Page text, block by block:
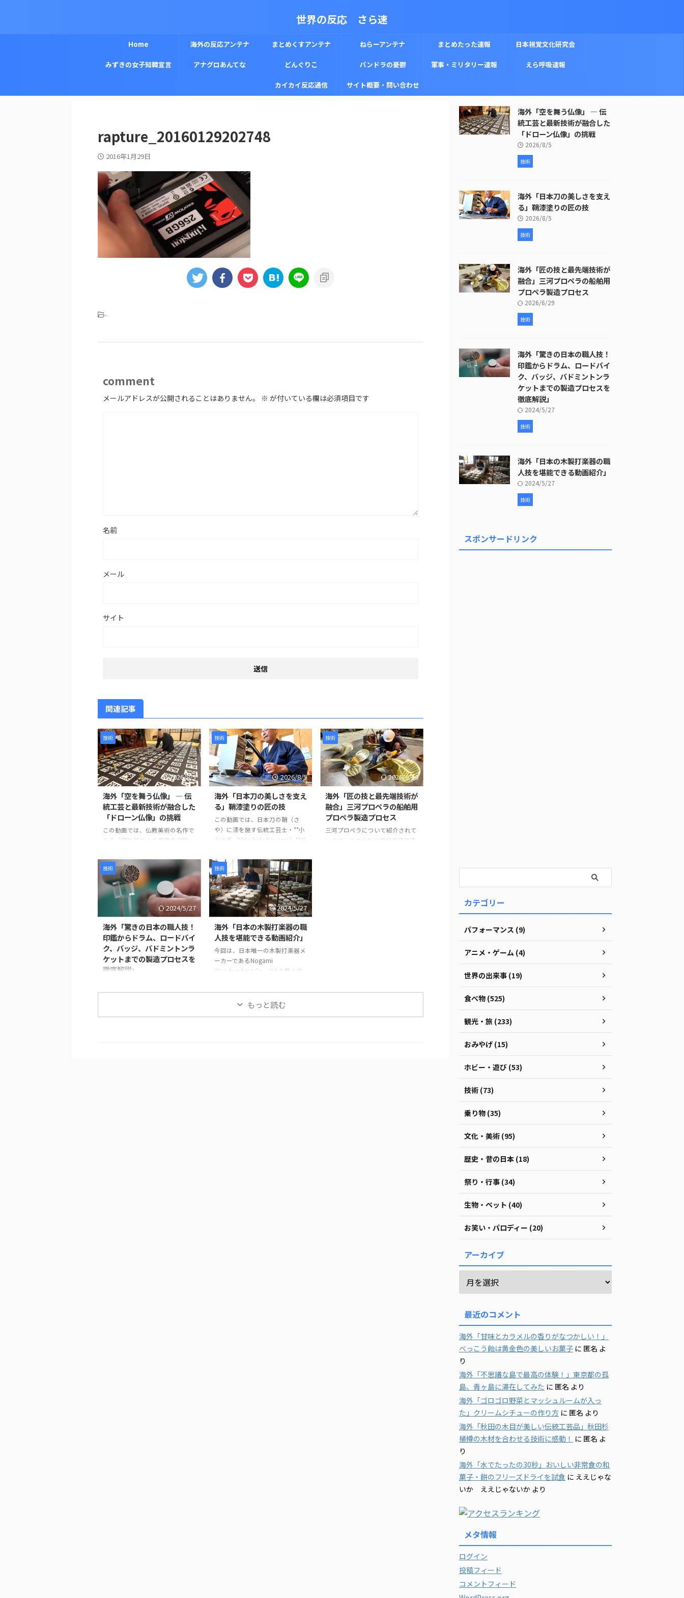
世界の反応 さら速
Home 海外の反応アンテナ まとめくすアンテナ ねらーアンテナ まとめたった速報 日本視覚文化研究会
みずきの女子知韓宣言 アナグロあんてな どんぐりこ パンドラの憂鬱 軍事・ミリタリー速報 えら呼吸速報
カイカイ反応通信 サイト概要・問い合わせ
rapture_20160129202748
2016年1月29日
-
comment
メールアドレスが公開されることはありません。 ※ が付いている欄は必須項目です
名前
メール
サイト
関連記事
技術
2026/8/5
海外「空を舞う仏像」 ― 伝
統工芸と最新技術が融合した
「ドローン仏像」の挑戦
この動画では、仏教美術の名作で
ある「阿弥陀二十五菩薩来迎図」
る、革新的なプロジェクトが紹介
されています。 阿弥陀如来と25体
の菩薩が極楽浄土から人々を迎え
に来る情景を、空中を舞うドロー
ン仏像によって表現するという、
伝統文化と最新技術を融合させた
試みです。 制作には、約1,500年
にわたり受け継がれてきた仏像彫
刻の技術と、3Dスキャン・3Dプ
リントなどの現代技術が活用され
ています。 仏像制作の工程 ま
ず、仏師による木彫りの原型制作
仏像を一体ずつ丁寧 ...
技術
2026/8/5
海外「日本刀の美しさを支え
る」鞘漆塗りの匠の技
この動画では、日本刀の鞘（さ
や）に漆を施す伝統工芸士・**小
山光秀（Mitsuhide Koyama）**氏
刀の鞘は単なる収納具ではなく、
刀身を守る重要な役割を担ってい
ます。熟練の職人が幾度も塗装と
研磨を繰り返し、美しさと耐久性
を兼ね備えた鞘を完成させていき
ます。 製造工程は以下のように進
合わせて作られた鞘の継ぎ目を補
強します。継ぎ目に和紙を米糊で
貼り付けることで、割れや剥離を
防ぎ、長期間使用できる強度を確
保します。 次に、砥の粉（との
技術
2026/6/29
海外「匠の技と最先端技術が
融合」三河プロペラの船舶用
プロペラ製造プロセス
三河プロペラについて紹介されて
います。この会社は愛知県蒲郡市
ら鋳造物を取り出しま ...
技術
2024/5/27
海外「驚きの日本の職人技！
印鑑からドラム、ロードバイ
ク、バッジ、バドミントンラ
ケットまでの製造プロセスを
徹底解説」
した驚きの製造プロセスを紹介し
技術
2024/5/27
海外「日本の木製打楽器の職
人技を堪能できる動画紹介」
今回は、日本唯一の木製打楽器メ
ーカーであるNogami
Woodworking Co., Ltd.の職人技
タンバリンや他の打楽器の製造プ
ロセスを見ることができます。 最
初に、木製の縁がどのように加工
もっと読む
海外「空を舞う仏像」 ― 伝
統工芸と最新技術が融合した
「ドローン仏像」の挑戦
2026/8/5
技術
海外「日本刀の美しさを支え
る」鞘漆塗りの匠の技
2026/8/5
技術
海外「匠の技と最先端技術が
融合」三河プロペラの船舶用
プロペラ製造プロセス
2026/6/29
技術
海外「驚きの日本の職人技！
印鑑からドラム、ロードバイ
ク、バッジ、バドミントンラ
ケットまでの製造プロセスを
徹底解説」
2024/5/27
技術
海外「日本の木製打楽器の職
人技を堪能できる動画紹介」
2024/5/27
技術
スポンサードリンク
カテゴリー
パフォーマンス (9)
アニメ・ゲーム (4)
世界の出来事 (19)
食べ物 (525)
観光・旅 (233)
おみやげ (15)
ホビー・遊び (53)
技術 (73)
乗り物 (35)
文化・美術 (95)
歴史・昔の日本 (18)
祭り・行事 (34)
生物・ペット (40)
お笑い・パロディー (20)
アーカイブ
最近のコメント
海外「甘味とカラメルの香りがなつかしい！」
べっこう飴は黄金色の美しいお菓子 に 匿名 よ
り
海外「不思議な島で最高の体験！」東京都の孤
島、青ヶ島に滞在してみた に 匿名 より
海外「ゴロゴロ野菜とマッシュルームが入っ
た」クリームシチューの作り方 に 匿名 より
海外「秋田の木目が美しい伝統工芸品」秋田杉
桶樽の木材を合わせる技術に感動！ に 匿名 よ
り
海外「水でたったの30秒」おいしい非常食の和
菓子・餅のフリーズドライを試食 に ええじゃな
いか ええじゃないか より
メタ情報
ログイン
投稿フィード
コメントフィード